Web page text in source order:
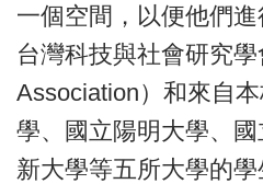
一個空間，以便他們
台灣科技與社會研究
Association）和來自
學、國立陽明大學、
新大學等五所大學的